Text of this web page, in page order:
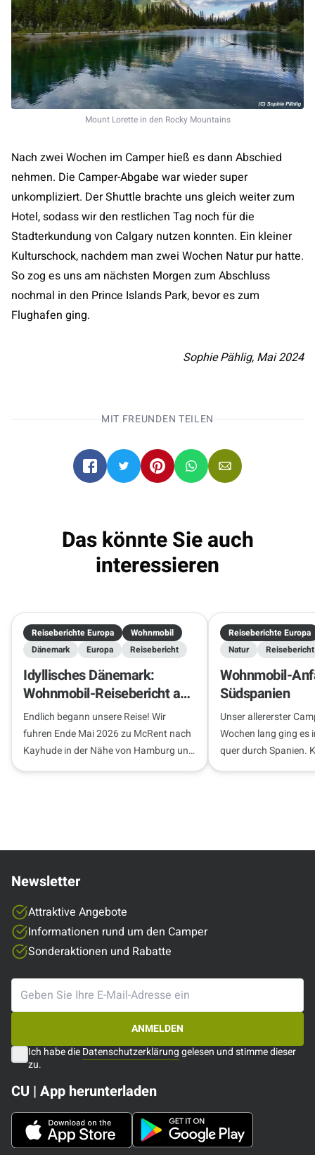
Mount Lorette in den Rocky Mountains
Nach zwei Wochen im Camper hieß es dann Abschied
nehmen. Die Camper-Abgabe war wieder super
unkompliziert. Der Shuttle brachte uns gleich weiter zum
Hotel, sodass wir den restlichen Tag noch für die
Stadterkundung von Calgary nutzen konnten. Ein kleiner
Kulturschock, nachdem man zwei Wochen Natur pur hatte.
So zog es uns am nächsten Morgen zum Abschluss
nochmal in den Prince Islands Park, bevor es zum
Flughafen ging.
Sophie Pählig, Mai 2024
MIT FREUNDEN TEILEN
Das könnte Sie auch
interessieren
Reiseberichte Europa
Wohnmobil
Dänemark
Europa Reisebericht
Idyllisches Dänemark:
Wohnmobil-Reisebericht ab
Hamburg
Endlich begann unsere Reise! Wir
fuhren Ende Mai 2026 zu McRent nach
Kayhude in der Nähe von Hamburg und
übernahmen pünktlich unseren
Reiseberichte Europa
Natur
Reisebericht
Wohnmobil-
Südspanien
Unser allererster
Wochen lang ging es
quer durch Spanien.
unseren Roadtrip!
Newsletter
Attraktive Angebote
Informationen rund um den Camper
Sonderaktionen und Rabatte
ANMELDEN
Ich habe dieDatenschutzerklärunggelesen und stimme dieser
zu.
CU | App herunterladen